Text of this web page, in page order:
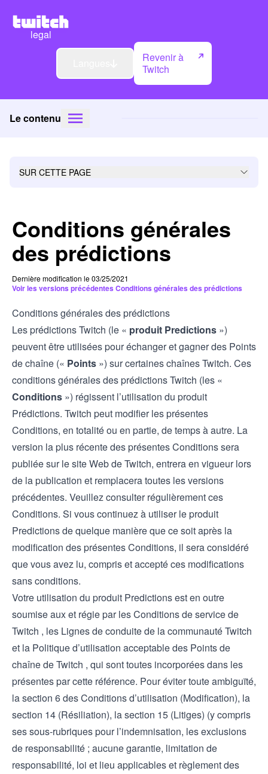
legal
Revenir à
Twitch
Le contenu
Conditions générales
des prédictions
SUR CETTE PAGE
Dernière modification le 03/25/2021
Voir les versions précédentes Conditions générales des prédictions
Conditions générales des prédictions
Les prédictions Twitch (le « produit Predictions »)
peuvent être utilisées pour échanger et gagner des Points
de chaîne (« Points ») sur certaines chaînes Twitch. Ces
conditions générales des prédictions Twitch (les «
Conditions ») régissent l’utilisation du produit
Prédictions. Twitch peut modifier les présentes
Conditions, en totalité ou en partie, de temps à autre. La
version la plus récente des présentes Conditions sera
publiée sur le site Web de Twitch, entrera en vigueur lors
de la publication et remplacera toutes les versions
précédentes. Veuillez consulter régulièrement ces
Conditions. Si vous continuez à utiliser le produit
Predictions de quelque manière que ce soit après la
modification des présentes Conditions, il sera considéré
que vous avez lu, compris et accepté ces modifications
sans conditions.
Votre utilisation du produit Predictions est en outre
soumise aux et régie par les Conditions de service de
Twitch , les Lignes de conduite de la communauté Twitch
et la Politique d’utilisation acceptable des Points de
chaîne de Twitch , qui sont toutes incorporées dans les
présentes par cette référence. Pour éviter toute ambiguïté,
la section 6 des Conditions d’utilisation (Modification), la
section 14 (Résiliation), la section 15 (Litiges) (y compris
ses sous-rubriques pour l’indemnisation, les exclusions
de responsabilité ; aucune garantie, limitation de
responsabilité, loi et lieu applicables et règlement des